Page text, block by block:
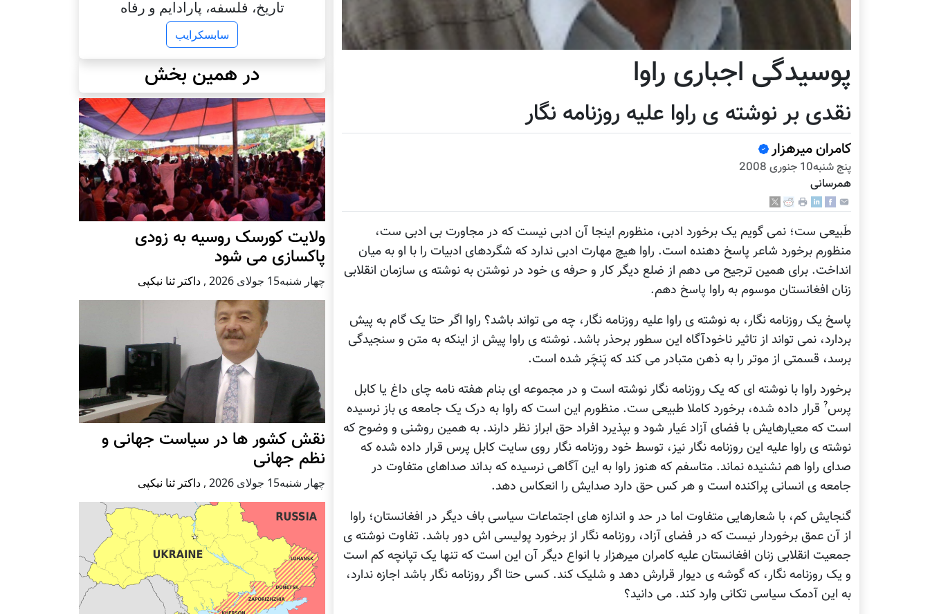
پوسيدگی اجباری راوا
نقدی بر نوشته ی راوا عليه روزنامه نگار
کامران میرهزار
پنج شنبه10 جنوری 2008
همرسانی
طَبيعی ست؛ نمی گويم يک برخورد ادبی، منظورم اينجا آن ادبی نيست که در مجاورت بی ادبی ست،
منظورم برخورد شاعر پاسخ دهنده است. راوا هيچ مهارت ادبی ندارد که شگردهای ادبيات را با او به ميان
انداخت. برای همين ترجيح می دهم از ضلع ديگر کار و حرفه ی خود در نوشتن به نوشته ی سازمان انقلابی
زنان افغانستان موسوم به راوا پاسخ دهم.
پاسخ يک روزنامه نگار، به نوشته ی راوا عليه روزنامه نگار، چه می تواند باشد؟ راوا اگر حتا يک گام به پيش
بردارد، نمی تواند از تاثير ناخودآگاه اين سطور برحذر باشد. نوشته ی راوا پيش از اينکه به متن و سنجيدگی
برسد، قسمتی از موتر را به ذهن متبادر می کند که پَنچَر شده است.
برخورد راوا با نوشته ای که يک روزنامه نگار نوشته است و در مجموعه ای بنام هفته نامه چای داغ يا کابل
پرس? قرار داده شده، برخورد کاملا طبيعی ست. منظورم اين است که راوا به درک يک جامعه ی باز نرسيده
است که معيارهايش با فضای آزاد عَيار شود و بپذيرد افراد حق ابراز نظر دارند. به همين روشنی و وضوح که
نوشته ی راوا عليه اين روزنامه نگار نيز، توسط خود روزنامه نگار روی سايت کابل پرس قرار داده شده که
صدای راوا هم نشنيده نماند. متاسفم که هنوز راوا به اين آگاهی نرسيده که بداند صداهای متفاوت در
جامعه ی انسانی پراکنده است و هر کس حق دارد صدايش را انعکاس دهد.
گنجايش کم، با شعارهايی متفاوت اما در حد و اندازه های اجتماعات سياسی باف ديگر در افغانستان؛ راوا
از آن عمق برخوردار نيست که در فضای آزاد، روزنامه نگار از برخورد پوليسی اش دور باشد. تفاوت نوشته ی
جمعيت انقلابی زنان افغانستان عليه کامران ميرهزار با انواع ديگر آن اين است که تنها يک تپانچه کم است
و يک روزنامه نگار، که گوشه ی ديوار قرارش دهد و شليک کند. کسی حتا اگر روزنامه نگار باشد اجازه ندارد،
به اين آدمک سياسی تکانی وارد کند. می دانيد؟
تاریخ، فلسفه، پارادایم و رفاه
سابسکرایب
در همین بخش
ولایت کورسک روسیه به زودی
پاکسازی می شود
چهار شنبه15 جولای 2026 , داکتر ثنا نیکپی
نقش کشور ها در سیاست جهانی و
نظم جهانی
چهار شنبه15 جولای 2026 , داکتر ثنا نیکپی